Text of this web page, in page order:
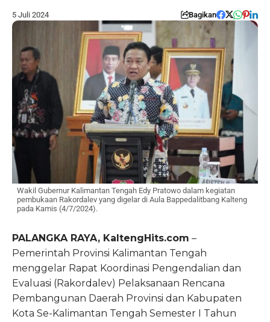
5 Juli 2024 Bagikan
Wakil Gubernur Kalimantan Tengah Edy Pratowo dalam kegiatan
pembukaan Rakordalev yang digelar di Aula Bappedalitbang Kalteng
pada Kamis (4/7/2024).
PALANGKA RAYA, KaltengHits.com –
Pemerintah Provinsi Kalimantan Tengah
menggelar Rapat Koordinasi Pengendalian dan
Evaluasi (Rakordalev) Pelaksanaan Rencana
Pembangunan Daerah Provinsi dan Kabupaten
Kota Se-Kalimantan Tengah Semester I Tahun